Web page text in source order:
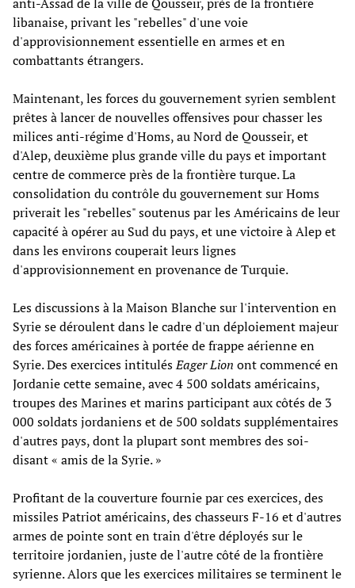
libanaise, privant les "rebelles" d'une voie
d'approvisionnement essentielle en armes et en
combattants étrangers.
Maintenant, les forces du gouvernement syrien semblent
prêtes à lancer de nouvelles offensives pour chasser les
milices anti-régime d'Homs, au Nord de Qousseir, et
d'Alep, deuxième plus grande ville du pays et important
centre de commerce près de la frontière turque. La
consolidation du contrôle du gouvernement sur Homs
priverait les "rebelles" soutenus par les Américains de leur
capacité à opérer au Sud du pays, et une victoire à Alep et
dans les environs couperait leurs lignes
d'approvisionnement en provenance de Turquie.
Les discussions à la Maison Blanche sur l'intervention en
Syrie se déroulent dans le cadre d'un déploiement majeur
des forces américaines à portée de frappe aérienne en
Syrie. Des exercices intitulésEager Lion ont commencé en
Jordanie cette semaine, avec 4 500 soldats américains,
troupes des Marines et marins participant aux côtés de 3
000 soldats jordaniens et de 500 soldats supplémentaires
d'autres pays, dont la plupart sont membres des soi-
disant « amis de la Syrie. »
Profitant de la couverture fournie par ces exercices, des
missiles Patriot américains, des chasseurs F-16 et d'autres
armes de pointe sont en train d'être déployés sur le
territoire jordanien, juste de l'autre côté de la frontière
syrienne. Alors que les exercices militaires se terminent le